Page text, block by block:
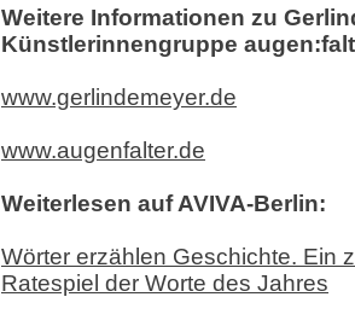
Weitere Informationen zu
Künstlerinnengruppe
www.gerlindemeyer.de
www.augenfalter.de
Weiterlesen auf AVIVA-Berlin:
Wörter erzählen Geschichte. Ein
Ratespiel der Worte des Jahres